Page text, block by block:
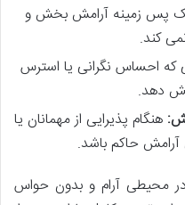
پس زمینه آرامش بخش و
کند.
که احساس نگرانی یا استرس
دهد.
هنگام پذیرایی از مهمانان یا
حاکم باشد.
محیطی آرام و بدون حواس